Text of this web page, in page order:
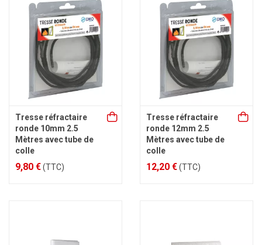
Tresse réfractaire
ronde 10mm 2.5
Mètres avec tube de
colle
9,80 €(TTC)
Tresse réfractaire
ronde 12mm 2.5
Mètres avec tube de
colle
12,20 €(TTC)